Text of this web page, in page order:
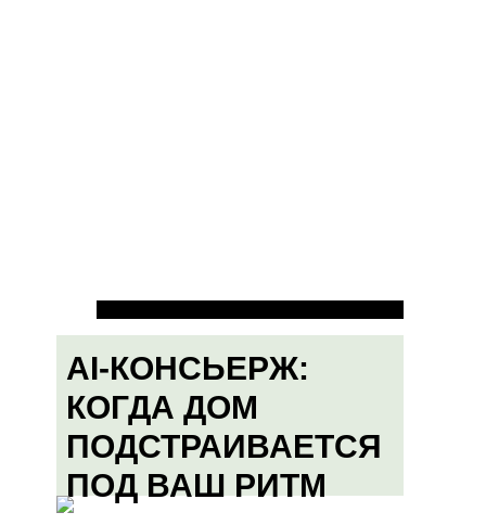
AI-КОНСЬЕРЖ:
КОГДА ДОМ
ПОДСТРАИВАЕТСЯ
ПОД ВАШ РИТМ